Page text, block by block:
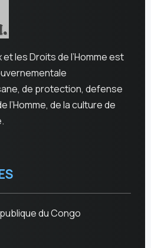
les Droits de l’Homme est
de protection, defense
de la culture de
du Congo